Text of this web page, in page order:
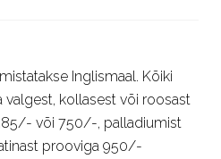
Inglismaal. Kõiki
valgest, kollasest või roosast
või 750/-, palladiumist
prooviga 950/-